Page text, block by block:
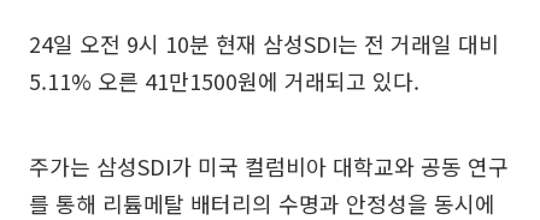
24일 오전 9시 10분 현재 삼성SDI는 전 거래일 대비
5.11% 오른 41만1500원에 거래되고 있다.
주가는 삼성SDI가 미국 컬럼비아 대학교와 공동 연구
를 통해 리튬메탈 배터리의 수명과 안정성을 동시에